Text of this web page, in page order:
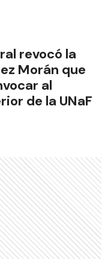
revocó la
Morán que
al
de la UNaF